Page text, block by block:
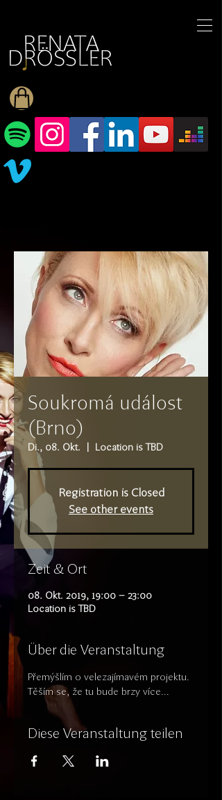
Soukromá událost
(Brno)
Di., 08. Okt. Location is TBD
Registration is Closed
See other events
Zeit & Ort
08. Okt. 2019, 19:00 – 23:00
Location is TBD
Über die Veranstaltung
Přemýšlím o velezajímavém projektu.
Těším se, že tu bude brzy více...
Diese Veranstaltung teilen